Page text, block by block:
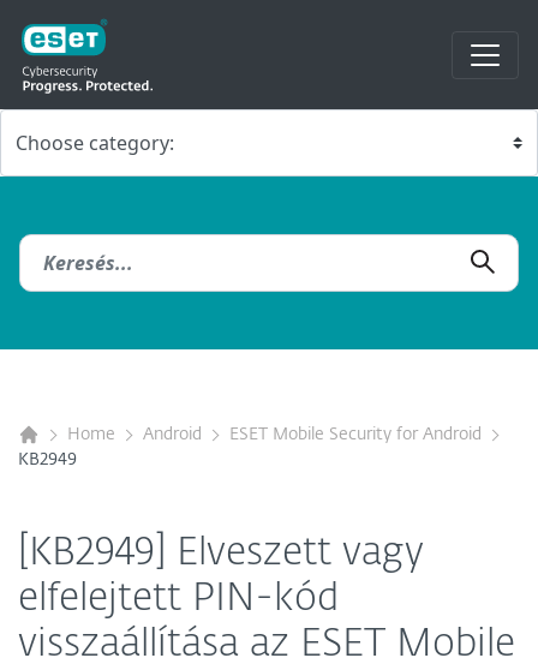
Home Android
ESET Mobile Security for Android
KB2949
[KB2949] Elveszett vagy
elfelejtett PIN-kód
visszaállítása az ESET Mobile